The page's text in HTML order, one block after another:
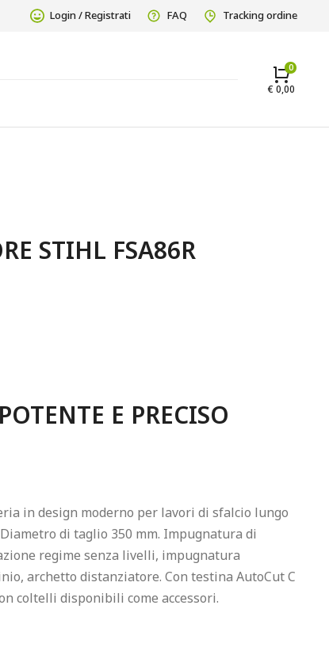
Login / Registrati FAQ Tracking ordine
€ 0,00
STIHL FSA86R
E PRECISO
in design moderno per lavori di sfalcio lungo
di taglio 350 mm. Impugnatura di
regime senza livelli, impugnatura
archetto distanziatore. Con testina AutoCut C
coltelli disponibili come accessori.